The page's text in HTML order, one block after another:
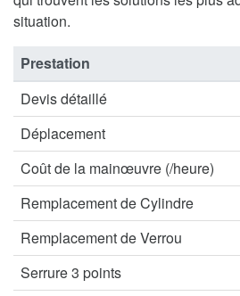
situation.
Prestation
Devis détaillé
Déplacement
Coût de la mainœuvre (/heure)
Remplacement de Cylindre
Remplacement de Verrou
Serrure 3 points